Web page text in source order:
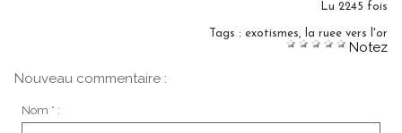
Lu 2245 fois
Tags : exotismes, la ruee vers l'or
Notez
Nouveau commentaire :
Nom * :